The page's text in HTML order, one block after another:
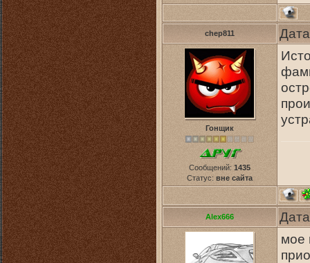
chep811
Гонщик
Сообщений: 1435
Статус: вне сайта
Alex666
мое